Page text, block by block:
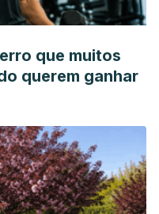
que muitos
querem ganhar